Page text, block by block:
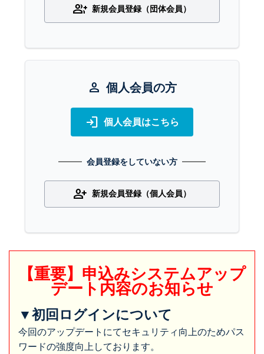
group_add 新規会員登録（団体会員）
person 個人会員の方
login 個人会員はこちら
会員登録をしていない方
person_add 新規会員登録（個人会員）
【重要】申込みシステムアップ
デート内容のお知らせ
▼初回ログインについて
今回のアップデートにてセキュリティ向上のためパス
ワードの強度向上しております。